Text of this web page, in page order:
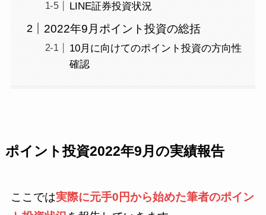
LINE証券投資状況
2022年9月ポイント投資の総括
10月に向けてのポイント投資の方向性
確認
ポイント投資2022年9月の実績報告
ここでは実際に元手0円から始めた筆者のポイン